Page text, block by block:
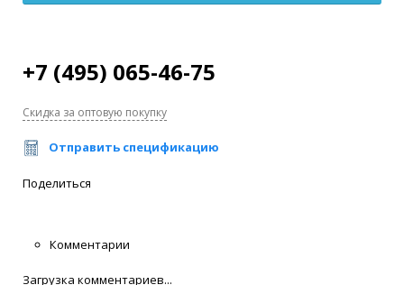
+7 (495) 065-46-75
Скидка за оптовую покупку
Отправить спецификацию
Поделиться
Комментарии
Загрузка комментариев...